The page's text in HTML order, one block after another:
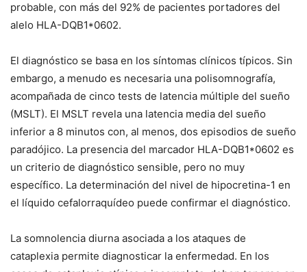
probable, con más del 92% de pacientes portadores del
alelo HLA-DQB1*0602.
El diagnóstico se basa en los síntomas clínicos típicos. Sin
embargo, a menudo es necesaria una polisomnografía,
acompañada de cinco tests de latencia múltiple del sueño
(MSLT). El MSLT revela una latencia media del sueño
inferior a 8 minutos con, al menos, dos episodios de sueño
paradójico. La presencia del marcador HLA-DQB1*0602 es
un criterio de diagnóstico sensible, pero no muy
específico. La determinación del nivel de hipocretina-1 en
el líquido cefalorraquídeo puede confirmar el diagnóstico.
La somnolencia diurna asociada a los ataques de
cataplexia permite diagnosticar la enfermedad. En los